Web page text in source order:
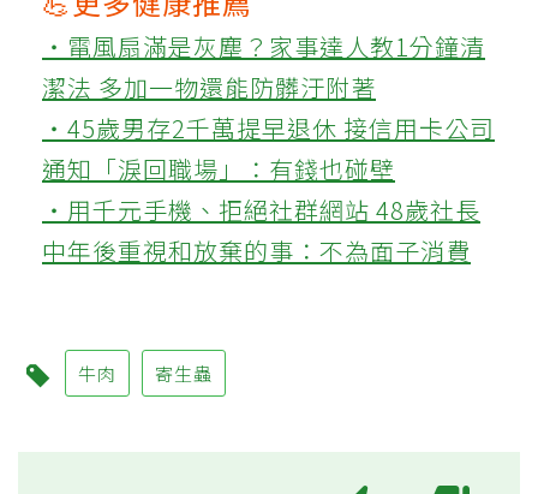
‧電風扇滿是灰塵？家事達人教1分鐘清
潔法 多加一物還能防髒汙附著
‧45歲男存2千萬提早退休 接信用卡公司
通知「淚回職場」：有錢也碰壁
‧用千元手機、拒絕社群網站 48歲社長
中年後重視和放棄的事：不為面子消費
牛肉 寄生蟲